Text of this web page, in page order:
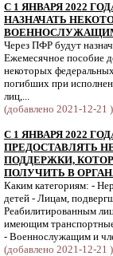
С 1 ЯНВАРЯ 2022
НАЗНАЧАТЬ
Через ПФР будут
Ежемесячное пособие
некоторых
погибших при
лиц,...
(добавлено 2021-12-21 )
С 1 ЯНВАРЯ 2022
ПРЕДОСТАВЛЯТЬ
ПОДДЕРЖКИ,
ПОЛУЧИТЬ В
Каким категориям: -
детей - Лицам,
Реабилитированным
имеющим
- Военнослужащим и
(добавлено 2021-12-21 )